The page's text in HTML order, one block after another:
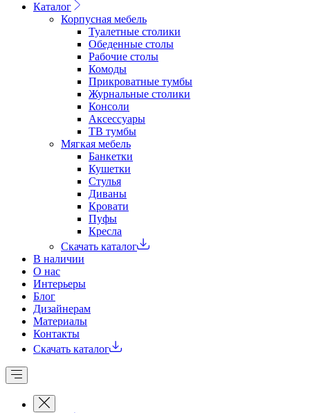
Каталог
Корпусная мебель
Туалетные столики
Обеденные cтолы
Рабочие столы
Комоды
Прикроватные тумбы
Журнальные столики
Консоли
Аксессуары
ТВ тумбы
Мягкая мебель
Банкетки
Кушетки
Стулья
Диваны
Кровати
Пуфы
Кресла
Скачать каталог
В наличии
О нас
Интерьеры
Блог
Дизайнерам
Материалы
Контакты
Скачать каталог